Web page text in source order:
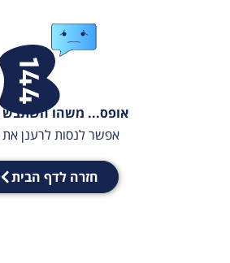
אופס... משהו השתבש
אפשר לנסות לרענן
חזרה לדף הבית